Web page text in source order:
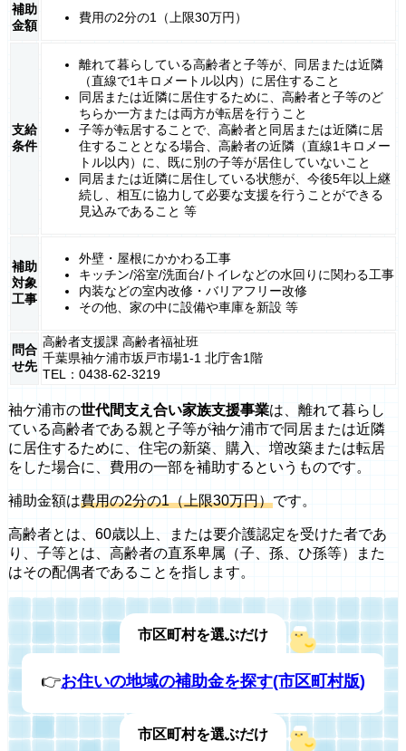
補助
金額
費用の2分の1（上限30万円）
支給
条件
離れて暮らしている高齢者と子等が、同居または近隣
（直線で1キロメートル以内）に居住すること
同居または近隣に居住するために、高齢者と子等のど
ちらか一方または両方が転居を行うこと
子等が転居することで、高齢者と同居または近隣に居
住することとなる場合、高齢者の近隣（直線1キロメー
トル以内）に、既に別の子等が居住していないこと
同居または近隣に居住している状態が、今後5年以上継
続し、相互に協力して必要な支援を行うことができる
見込みであること 等
補助
対象
工事
外壁・屋根にかかわる工事
キッチン/浴室/洗面台/トイレなどの水回りに関わる工事
内装などの室内改修・バリアフリー改修
その他、家の中に設備や車庫を新設 等
問合
せ先
高齢者支援課 高齢者福祉班
千葉県袖ケ浦市坂戸市場1-1 北庁舎1階
TEL：0438-62-3219
袖ケ浦市の世代間支え合い家族支援事業は、離れて暮らし
ている高齢者である親と子等が袖ケ浦市で同居または近隣
に居住するために、住宅の新築、購入、増改築または転居
をした場合に、費用の一部を補助するというものです。
補助金額は費用の2分の1（上限30万円）です。
高齢者とは、60歳以上、または要介護認定を受けた者であ
り、子等とは、高齢者の直系卑属（子、孫、ひ孫等）また
はその配偶者であることを指します。
市区町村を選ぶだけ
👉お住いの地域の補助金を探す(市区町村版)
市区町村を選ぶだけ